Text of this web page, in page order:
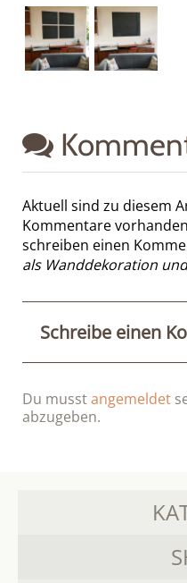
Aktuell sind zu diesem
Kommentare
schreiben einen
als Wanddekoration
Schreibe einen
Du musstangemeldet
abzugeben.